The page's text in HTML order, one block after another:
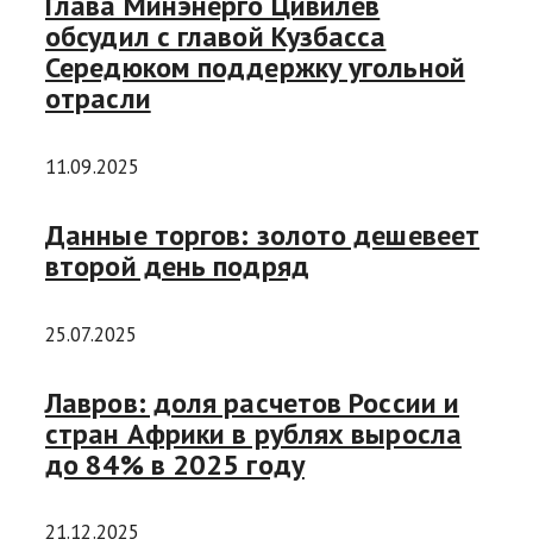
обсудил с главой Кузбасса
Середюком поддержку угольной
отрасли
11.09.2025
Данные торгов: золото дешевеет
второй день подряд
25.07.2025
Лавров: доля расчетов России и
стран Африки в рублях выросла
до 84% в 2025 году
21.12.2025